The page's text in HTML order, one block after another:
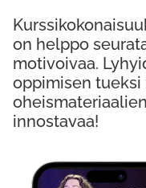
on helppo
motivoivaa.
oppimisen
innostavaa!